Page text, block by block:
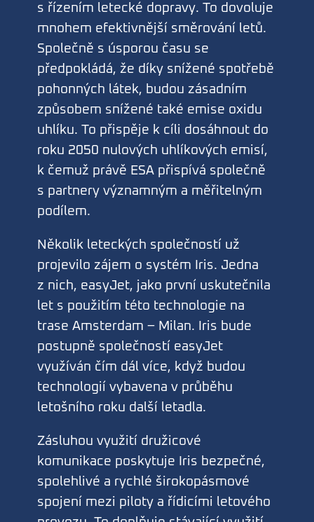
s řízením letecké dopravy. To dovoluje
mnohem efektivnější směrování letů.
Společně s úsporou času se
předpokládá, že díky snížené spotřebě
pohonných látek, budou zásadním
způsobem snížené také emise oxidu
uhlíku. To přispěje k cíli dosáhnout do
roku 2050 nulových uhlíkových emisí,
k čemuž právě ESA přispívá společně
s partnery významným a měřitelným
podílem.
Několik leteckých společností už
projevilo zájem o systém Iris. Jedna
z nich, easyJet, jako první uskutečnila
let s použitím této technologie na
trase Amsterdam – Milan. Iris bude
postupně společností easyJet
využíván čím dál více, když budou
technologií vybavena v průběhu
letošního roku další letadla.
Zásluhou využití družicové
komunikace poskytuje Iris bezpečné,
spolehlivé a rychlé širokopásmové
spojení mezi piloty a řídicími letového